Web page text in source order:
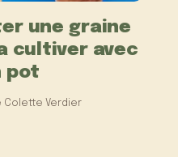
une graine
cultiver avec
pot
Colette Verdier